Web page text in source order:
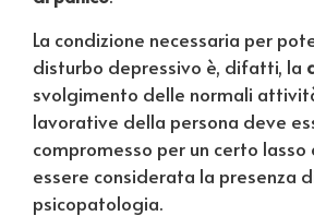
La condizione necessaria per
disturbo depressivo è, difatti, la
svolgimento delle normali
lavorative della persona deve
compromesso per un certo
essere considerata la presenza
psicopatologia.